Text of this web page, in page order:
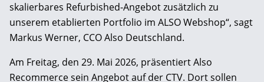
skalierbares Refurbished-Angebot zusätzlich zu
unserem etablierten Portfolio im ALSO Webshop“, sagt
Markus Werner, CCO Also Deutschland.
Am Freitag, den 29. Mai 2026, präsentiert Also
Recommerce sein Angebot auf der CTV. Dort sollen